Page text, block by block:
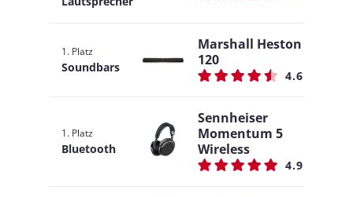
1. Platz
Soundbars
Marshall Heston
120
4.6
1. Platz
Bluetooth
Sennheiser
Momentum 5
Wireless
4.9